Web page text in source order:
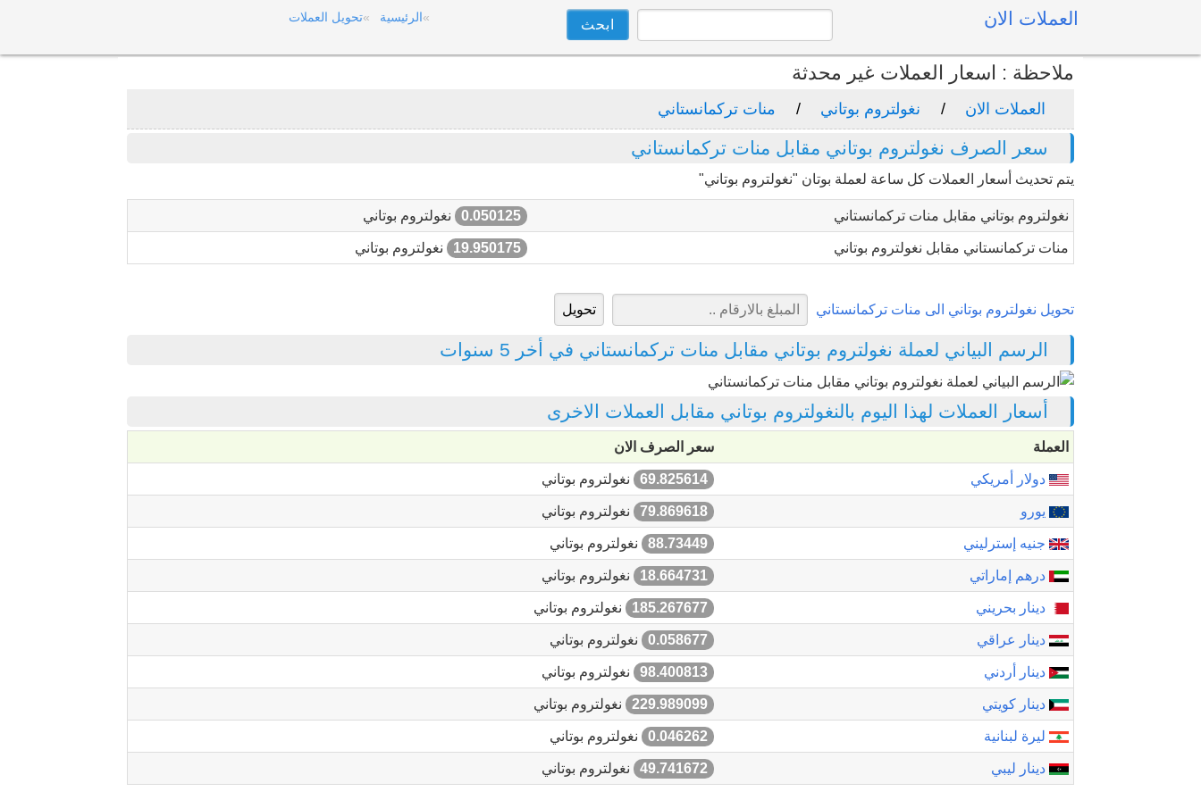
العملات الان الرئيسية تحويل العملات
ملاحظة : اسعار العملات غير محدثة
العملات الان نغولتروم بوتاني منات تركمانستاني
سعر الصرف نغولتروم بوتاني مقابل منات تركمانستاني
يتم تحديث أسعار العملات كل ساعة لعملة بوتان "نغولتروم بوتاني"
نغولتروم بوتاني مقابل منات تركمانستاني 0.050125 نغولتروم بوتاني
منات تركمانستاني مقابل نغولتروم بوتاني 19.950175 نغولتروم بوتاني
تحويل نغولتروم بوتاني الى منات تركمانستاني
الرسم البياني لعملة نغولتروم بوتاني مقابل منات تركمانستاني في أخر 5 سنوات
أسعار العملات لهذا اليوم بالنغولتروم بوتاني مقابل العملات الاخرى
العملة سعر الصرف الان
دولار أمريكي 69.825614 نغولتروم بوتاني
يورو 79.869618 نغولتروم بوتاني
جنيه إسترليني 88.73449 نغولتروم بوتاني
درهم إماراتي 18.664731 نغولتروم بوتاني
دينار بحريني 185.267677 نغولتروم بوتاني
دينار عراقي 0.058677 نغولتروم بوتاني
دينار أردني 98.400813 نغولتروم بوتاني
دينار كويتي 229.989099 نغولتروم بوتاني
ليرة لبنانية 0.046262 نغولتروم بوتاني
دينار ليبي 49.741672 نغولتروم بوتاني